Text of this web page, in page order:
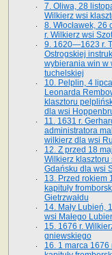
7. Oliwa, 28
Wilkierz wsi
8. Włocławek,
r. Wilkierz wsi
9. 1620—1623 r.
Ostrogskiej
wybierania win w
tuchelskiej
10. Pelplin, 4
Leonarda
klasztoru
dla wsi
11. 1631 r.
administratora
wilkierz dla wsi
12. Z przed 18
Wilkierz klasztoru
Gdańsku dla wsi
13. Przed rokiem
kapituły
Gietrzwałdu
14. Mały Lubień,
wsi Małego
15. 1676 r.
gniewskiego
16. 1 marca 1676